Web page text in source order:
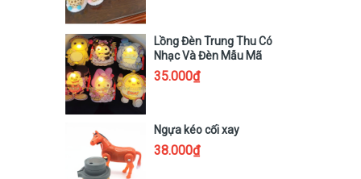
Lồng Đèn Trung Thu Có
Nhạc Và Đèn Mẫu Mã
Labubu Kuromi
35.000₫
Ngựa kéo cối xay
38.000₫